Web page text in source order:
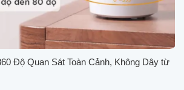
Độ Quan Sát Toàn Cảnh, Không Dây từ